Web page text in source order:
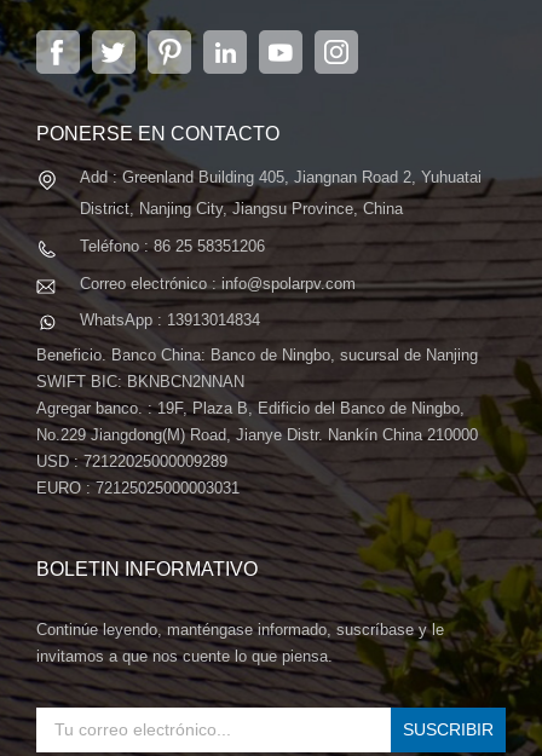
y sistemas de energía solar. La empresa, ubicada en
la capital de la provincia de Jiangsu, Nanjing, con una
superficie de 6.000 m2, cuenta con sistemas
automáticos avanzados...
PONERSE EN CONTACTO
Add : Greenland Building 405, Jiangnan Road 2, Yuhuatai
District, Nanjing City, Jiangsu Province, China
Teléfono : 86 25 58351206
Correo electrónico : info@spolarpv.com
WhatsApp : 13913014834
Beneficio. Banco China: Banco de Ningbo, sucursal de Nanjing
SWIFT BIC: BKNBCN2NNAN
Agregar banco. : 19F, Plaza B, Edificio del Banco de Ningbo,
No.229 Jiangdong(M) Road, Jianye Distr. Nankín China 210000
USD : 72122025000009289
EURO : 72125025000003031
BOLETIN INFORMATIVO
Continúe leyendo, manténgase informado, suscríbase y le
invitamos a que nos cuente lo que piensa.